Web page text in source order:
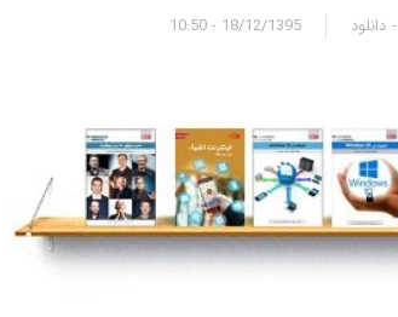
18/12/1395 - 10:50 دانلود